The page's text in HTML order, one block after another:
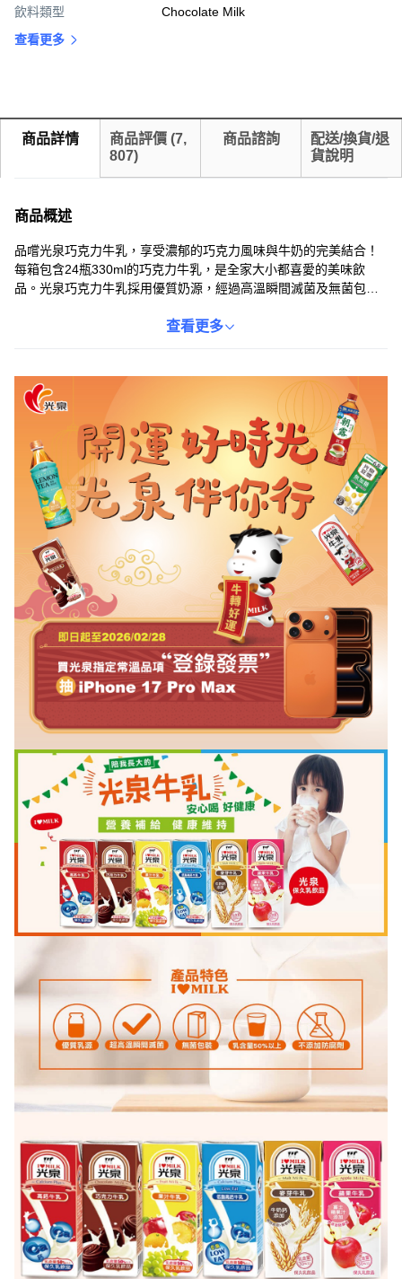
飲料類型
Chocolate Milk
查看更多
商品詳情 商品評價 (7,
807)
商品諮詢
配送/換貨/退
貨說明
商品概述
品嚐光泉巧克力牛乳，享受濃郁的巧克力風味與牛奶的完美結合！
每箱包含24瓶330ml的巧克力牛乳，是全家大小都喜愛的美味飲
品。光泉巧克力牛乳採用優質奶源，經過高溫瞬間滅菌及無菌包
口感香醇濃郁，且不添加防腐劑，讓您喝得更健康。無論是早餐、
查看更多